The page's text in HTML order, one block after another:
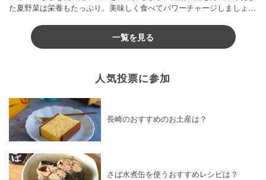
た夏野菜は栄養もたっぷり。美味しく食べてパワーチャージしましょう
一覧を見る
人気投票に参加
長崎のおすすめのお土産は？
さば水煮缶を使うおすすめレシピは？